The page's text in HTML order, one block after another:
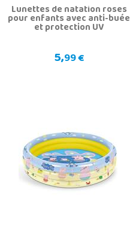
Lunettes de natation roses
pour enfants avec anti-buée
et protection UV
5,99 €